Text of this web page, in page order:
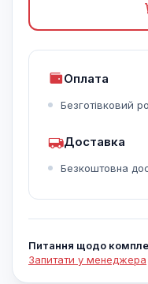
Оплата
Безготівковий
Доставка
Безкоштовна
Питання щодо
Запитати у менеджера